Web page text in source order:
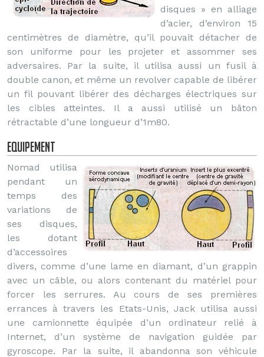
disques » en alliage
d’acier, d’environ 15
centimètres de diamètre, qu’il pouvait détacher de
son uniforme pour les projeter et assommer ses
adversaires. Par la suite, il utilisa aussi un fusil à
double canon, et même un revolver capable de libérer
un fil pouvant libérer des décharges électriques sur
les cibles atteintes. Il a aussi utilisé un bâton
rétractable d’une longueur d’1m80.
Equipement
Nomad utilisa
pendant un
temps des
variations de
ses disques,
les dotant
d’accessoires
divers, comme d’une lame en diamant, d’un grappin
avec un câble, ou alors contenant du matériel pour
forcer les serrures. Au cours de ses premières
errances à travers les Etats-Unis, Jack utilisa aussi
une camionnette équipée d’un ordinateur relié à
Internet, d’un système de navigation guidée par
gyroscope. Par la suite, il abandonna son véhicule